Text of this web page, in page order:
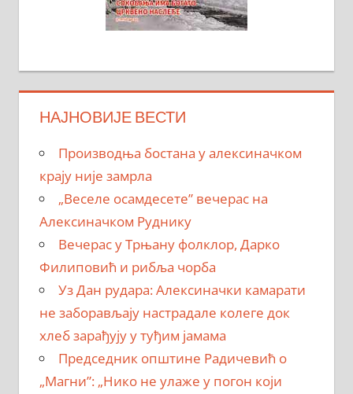
НАЈНОВИЈЕ ВЕСТИ
Производња бостана у алексиначком
крају није замрла
„Веселе осамдесете” вечерас на
Алексиначком Руднику
Вечерас у Трњану фолклор, Дарко
Филиповић и рибља чорба
Уз Дан рудара: Алексиначки камарати
не заборављају настрадале колеге док
хлеб зарађују у туђим јамама
Председник општине Радичевић о
„Магни”: „Нико не улаже у погон који